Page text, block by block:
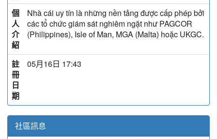
個
人
介
紹
Nhà cái uy tín là những nền tảng được cấp phép bởi
các tổ chức giám sát nghiêm ngặt như PAGCOR
(Philippines), Isle of Man, MGA (Malta) hoặc UKGC.
註
冊
日
期
05月16日 17:43
社區訊息